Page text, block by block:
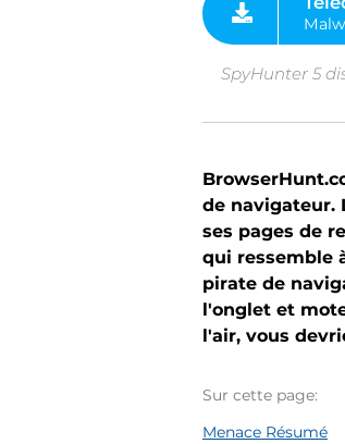
SpyHunter 5
de navigateur.
ses pages de
qui ressemble
pirate de
l'onglet et
l'air, vous
Sur cette page:
Menace Résumé